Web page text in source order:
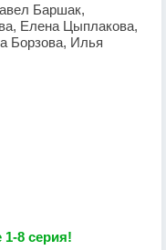
Баршак,
Елена Цыплакова,
Борзова, Илья
8 серия!